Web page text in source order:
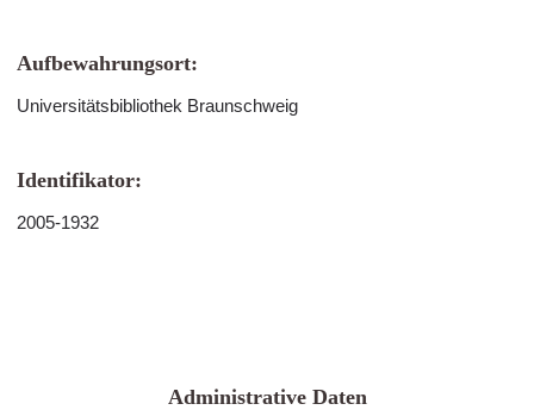
Aufbewahrungsort:
Universitätsbibliothek Braunschweig
Identifikator:
2005-1932
Administrative Daten